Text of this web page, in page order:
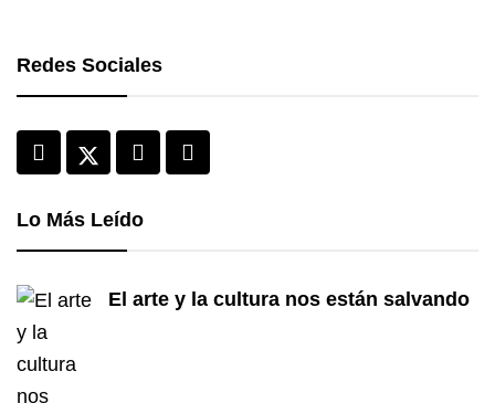
Redes Sociales
Lo Más Leído
El arte y la cultura nos están salvando